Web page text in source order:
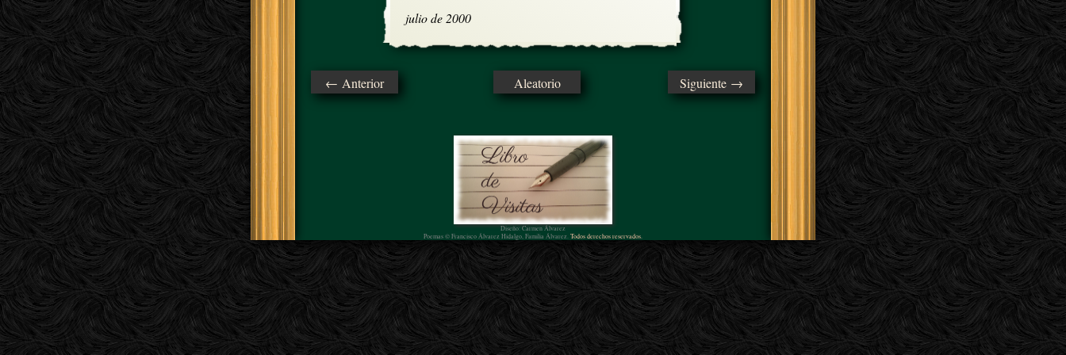
julio de 2000
← Anterior Aleatorio Siguiente →
Diseño: Carmen Álvarez
Poemas © Francisco Álvarez Hidalgo, Familia Álvarez. Todos derechos reservados.